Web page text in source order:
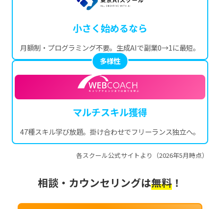
小さく始めるなら
月額制・プログラミング不要。生成AIで副業0→1に最短。
多様性
マルチスキル獲得
47種スキル学び放題。掛け合わせでフリーランス独立へ。
各スクール公式サイトより（2026年5月時点）
相談・カウンセリングは無料 ！